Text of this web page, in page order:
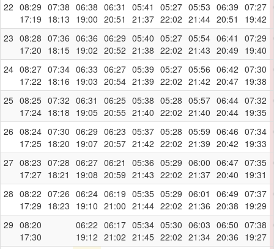
22 08:29
17:19
07:38
18:13
06:38
19:00
06:31
20:51
05:41
21:37
05:27
22:02
05:53
21:44
06:39
20:51
07:27
19:42
23 08:28
17:20
07:36
18:15
06:36
19:02
06:29
20:52
05:40
21:38
05:27
22:02
05:54
21:43
06:41
20:49
07:29
19:40
24 08:27
17:22
07:34
18:16
06:33
19:03
06:27
20:54
05:39
21:39
05:27
22:02
05:56
21:42
06:42
20:47
07:30
19:38
25 08:25
17:24
07:32
18:18
06:31
19:05
06:25
20:55
05:38
21:40
05:28
22:02
05:57
21:40
06:44
20:44
07:32
19:35
26 08:24
17:25
07:30
18:20
06:29
19:07
06:23
20:57
05:37
21:42
05:28
22:02
05:59
21:39
06:46
20:42
07:34
19:33
27 08:23
17:27
07:28
18:21
06:27
19:08
06:21
20:59
05:36
21:43
05:29
22:02
06:00
21:37
06:47
20:40
07:35
19:31
28 08:22
17:29
07:26
18:23
06:24
19:10
06:19
21:00
05:35
21:44
05:29
22:02
06:01
21:36
06:49
20:38
07:37
19:29
29 08:20
17:30
06:22
19:12
06:17
21:02
05:34
21:45
05:30
22:02
06:03
21:34
06:50
20:36
07:38
19:27